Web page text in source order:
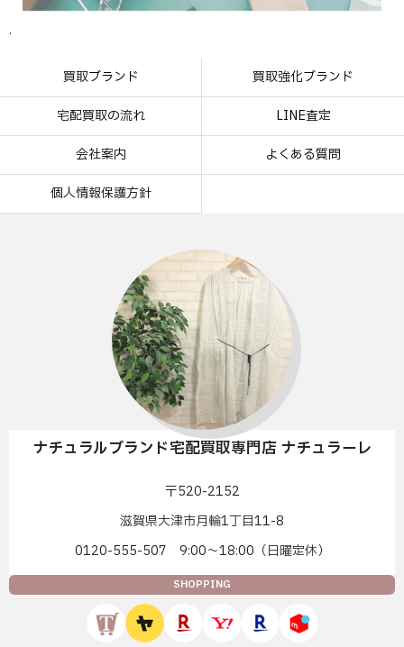
.
買取ブランド 買取強化ブランド
宅配買取の流れ LINE査定
会社案内 よくある質問
個人情報保護方針
ナチュラルブランド宅配買取専門店 ナチュラーレ
〒520-2152
滋賀県大津市月輪1丁目11-8
0120-555-507 9:00〜18:00（日曜定休）
SHOPPING